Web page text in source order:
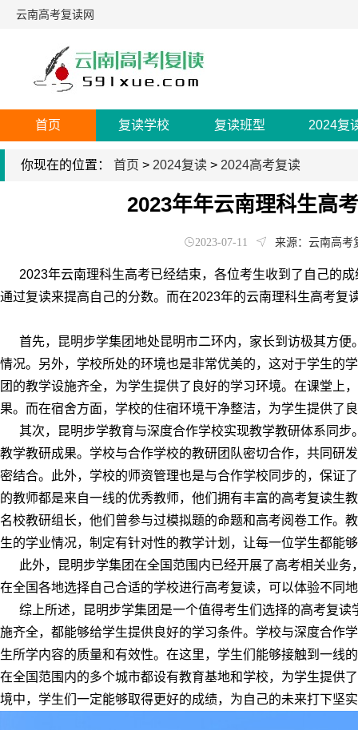
云南高考复读网
首页 复读学校 复读班型 2024复
你现在的位置： 首页 > 2024复读 > 2024高考复读
2023年年云南理科生高
2023-07-11 来源：云南高考
2023年云南理科生高考已经结束，各位考生收到了自己的成
通过复读来提高自己的分数。而在2023年的云南理科生高考复
首先，昆明步学集团地处昆明市二环内，家长到访极其方便
情况。另外，学校所处的环境也是非常优美的，这对于学生的
团的教学设施齐全，为学生提供了良好的学习环境。在课堂上
果。而在宿舍方面，学校的住宿环境干净整洁，为学生提供了
其次，昆明步学教育与深度合作学校实现教学教研体系同步
教学教研成果。学校与合作学校的教研团队密切合作，共同研
密结合。此外，学校的师资管理也是与合作学校同步的，保证
的教师都是来自一线的优秀教师，他们拥有丰富的高考复读生
名校教研组长，他们曾参与过模拟题的命题和高考阅卷工作。
生的学业情况，制定有针对性的教学计划，让每一位学生都能
此外，昆明步学集团在全国范围内已经开展了高考相关业务
在全国各地选择自己合适的学校进行高考复读，可以体验不同
综上所述，昆明步学集团是一个值得考生们选择的高考复读
施齐全，都能够给学生提供良好的学习条件。学校与深度合作
生所学内容的质量和有效性。在这里，学生们能够接触到一线
在全国范围内的多个城市都设有教育基地和学校，为学生提供
境中，学生们一定能够取得更好的成绩，为自己的未来打下坚